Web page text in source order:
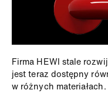
Firma HEWI stale
jest teraz dostępny
w różnych materiałach.